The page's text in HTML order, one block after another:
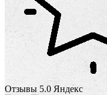
Отзывы 5.0 Яндекс